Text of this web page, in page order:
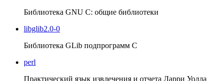
Библиотека GNU C: общие библиотеки
libglib2.0-0
Библиотека GLib подпрограмм C
perl
Практический язык извлечения и отчета Ларри Уолла